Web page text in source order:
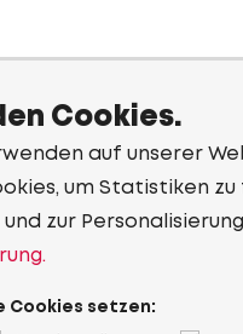
Cookies.
auf unserer
um Statistiken
zur
Cookies setzen: